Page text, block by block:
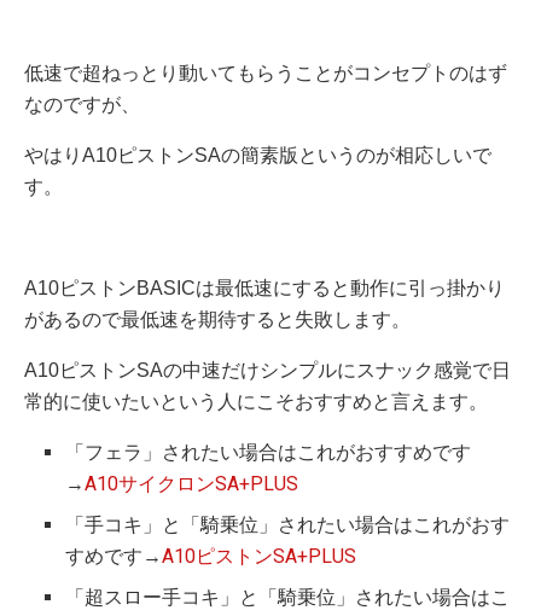
低速で超ねっとり動いてもらうことがコンセプトのはず
なのですが、
やはりA10ピストンSAの簡素版というのが相応しいで
す。
A10ピストンBASICは最低速にすると動作に引っ掛かり
があるので最低速を期待すると失敗します。
A10ピストンSAの中速だけシンプルにスナック感覚で日
常的に使いたいという人にこそおすすめと言えます。
「フェラ」されたい場合はこれがおすすめです
→A10サイクロンSA+PLUS
「手コキ」と「騎乗位」されたい場合はこれがおす
すめです→A10ピストンSA+PLUS
「超スロー手コキ」と「騎乗位」されたい場合はこ